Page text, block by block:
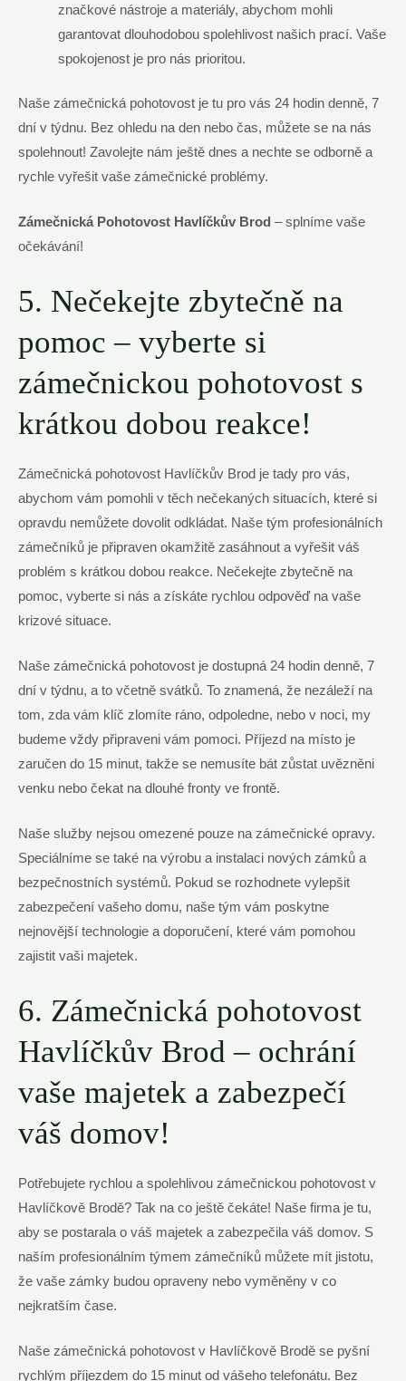
značkové nástroje a materiály, abychom mohli
garantovat dlouhodobou spolehlivost našich prací. Vaše
spokojenost je pro nás prioritou.
Naše zámečnická pohotovost je tu pro vás 24 hodin denně, 7
dní v týdnu. Bez ohledu na den nebo čas, můžete se na nás
spolehnout! Zavolejte nám ještě dnes a nechte se odborně a
rychle vyřešit vaše zámečnické problémy.
Zámečnická Pohotovost Havlíčkův Brod – splníme vaše
očekávání!
5. Nečekejte zbytečně na
pomoc – vyberte si
zámečnickou pohotovost s
krátkou dobou reakce!
Zámečnická pohotovost Havlíčkův Brod je tady pro vás,
abychom vám pomohli v těch nečekaných situacích, které si
opravdu nemůžete dovolit odkládat. Naše tým profesionálních
zámečníků je připraven okamžitě zasáhnout a vyřešit váš
problém s krátkou dobou reakce. Nečekejte zbytečně na
pomoc, vyberte si nás a získáte rychlou odpověď na vaše
krizové situace.
Naše zámečnická pohotovost je dostupná 24 hodin denně, 7
dní v týdnu, a to včetně svátků. To znamená, že nezáleží na
tom, zda vám klíč zlomíte ráno, odpoledne, nebo v noci, my
budeme vždy připraveni vám pomoci. Příjezd na místo je
zaručen do 15 minut, takže se nemusíte bát zůstat uvězněni
venku nebo čekat na dlouhé fronty ve frontě.
Naše služby nejsou omezené pouze na zámečnické opravy.
Speciálníme se také na výrobu a instalaci nových zámků a
bezpečnostních systémů. Pokud se rozhodnete vylepšit
zabezpečení vašeho domu, naše tým vám poskytne
nejnovější technologie a doporučení, které vám pomohou
zajistit vaši majetek.
6. Zámečnická pohotovost
Havlíčkův Brod – ochrání
vaše majetek a zabezpečí
váš domov!
Potřebujete rychlou a spolehlivou zámečnickou pohotovost v
Havlíčkově Brodě? Tak na co ještě čekáte! Naše firma je tu,
aby se postarala o váš majetek a zabezpečila váš domov. S
naším profesionálním týmem zámečníků můžete mít jistotu,
že vaše zámky budou opraveny nebo vyměněny v co
nejkratším čase.
Naše zámečnická pohotovost v Havlíčkově Brodě se pyšní
rychlým příjezdem do 15 minut od vášeho telefonátu. Bez